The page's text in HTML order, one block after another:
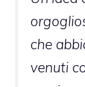
che
venuti